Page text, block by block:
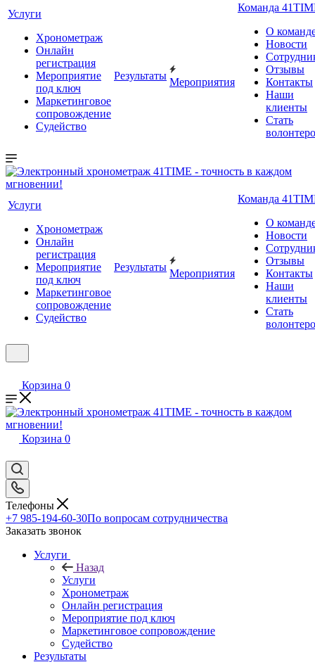
Услуги
Хронометраж
Онлайн
регистрация
Мероприятие
под ключ
Маркетинговое
сопровождение
Судейство
Результаты
Мероприятия
Команда
О
Новости
Отзывы
Контакты
Наши
клиенты
Стать
Услуги
Хронометраж
Онлайн
регистрация
Мероприятие
под ключ
Маркетинговое
сопровождение
Судейство
Результаты
Мероприятия
Команда
О
Новости
Отзывы
Контакты
Наши
клиенты
Стать
Корзина 0
Корзина 0
Телефоны
+7 985-194-60-30По вопросам сотрудничества
Заказать звонок
Услуги
Назад
Услуги
Хронометраж
Онлайн регистрация
Мероприятие под ключ
Маркетинговое сопровождение
Судейство
Результаты